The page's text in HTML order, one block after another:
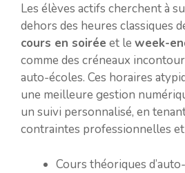
Les élèves actifs cherchent à
dehors des heures classiques
cours en soirée et le week-
comme des créneaux
auto-écoles. Ces horaires
une meilleure gestion
un suivi personnalisé, en
contraintes professionnelles
Cours théoriques